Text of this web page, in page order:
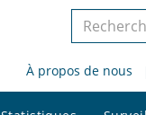
le
site
À propos de nous